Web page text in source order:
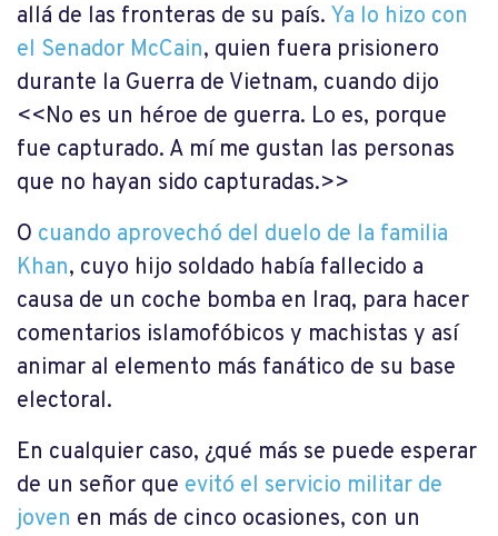
allá de las fronteras de su país. Ya lo hizo con
el Senador McCain, quien fuera prisionero
durante la Guerra de Vietnam, cuando dijo
<<No es un héroe de guerra. Lo es, porque
fue capturado. A mí me gustan las personas
que no hayan sido capturadas.>>
O cuando aprovechó del duelo de la familia
Khan, cuyo hijo soldado había fallecido a
causa de un coche bomba en Iraq, para hacer
comentarios islamofóbicos y machistas y así
animar al elemento más fanático de su base
electoral.
En cualquier caso, ¿qué más se puede esperar
de un señor que evitó el servicio militar de
joven en más de cinco ocasiones, con un